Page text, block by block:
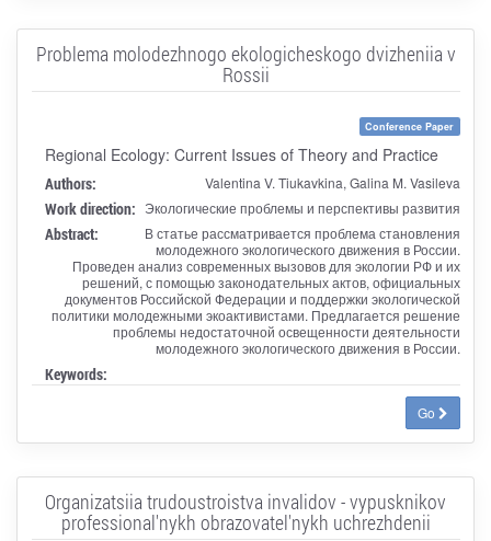
Problema molodezhnogo ekologicheskogo dvizheniia v
Rossii
Conference Paper
Regional Ecology: Current Issues of Theory and Practice
Authors: Valentina V. Tiukavkina, Galina M. Vasileva
Work direction: Экологические проблемы и перспективы развития
Abstract:
В статье рассматривается проблема становления
молодежного экологического движения в России.
Проведен анализ современных вызовов для экологии РФ и их
решений, с помощью законодательных актов, официальных
документов Российской Федерации и поддержки экологической
политики молодежными экоактивистами. Предлагается решение
проблемы недостаточной освещенности деятельности
молодежного экологического движения в России.
Keywords:
Go
Organizatsiia trudoustroistva invalidov - vypusknikov
professional'nykh obrazovatel'nykh uchrezhdenii